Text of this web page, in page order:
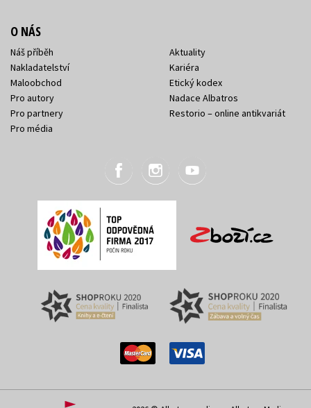
O NÁS
Náš příběh
Nakladatelství
Maloobchod
Pro autory
Pro partnery
Pro média
Aktuality
Kariéra
Etický kodex
Nadace Albatros
Restorio – online antikvariát